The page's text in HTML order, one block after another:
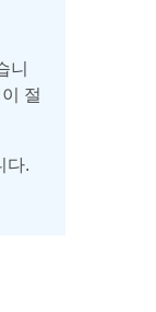
니
절
다.